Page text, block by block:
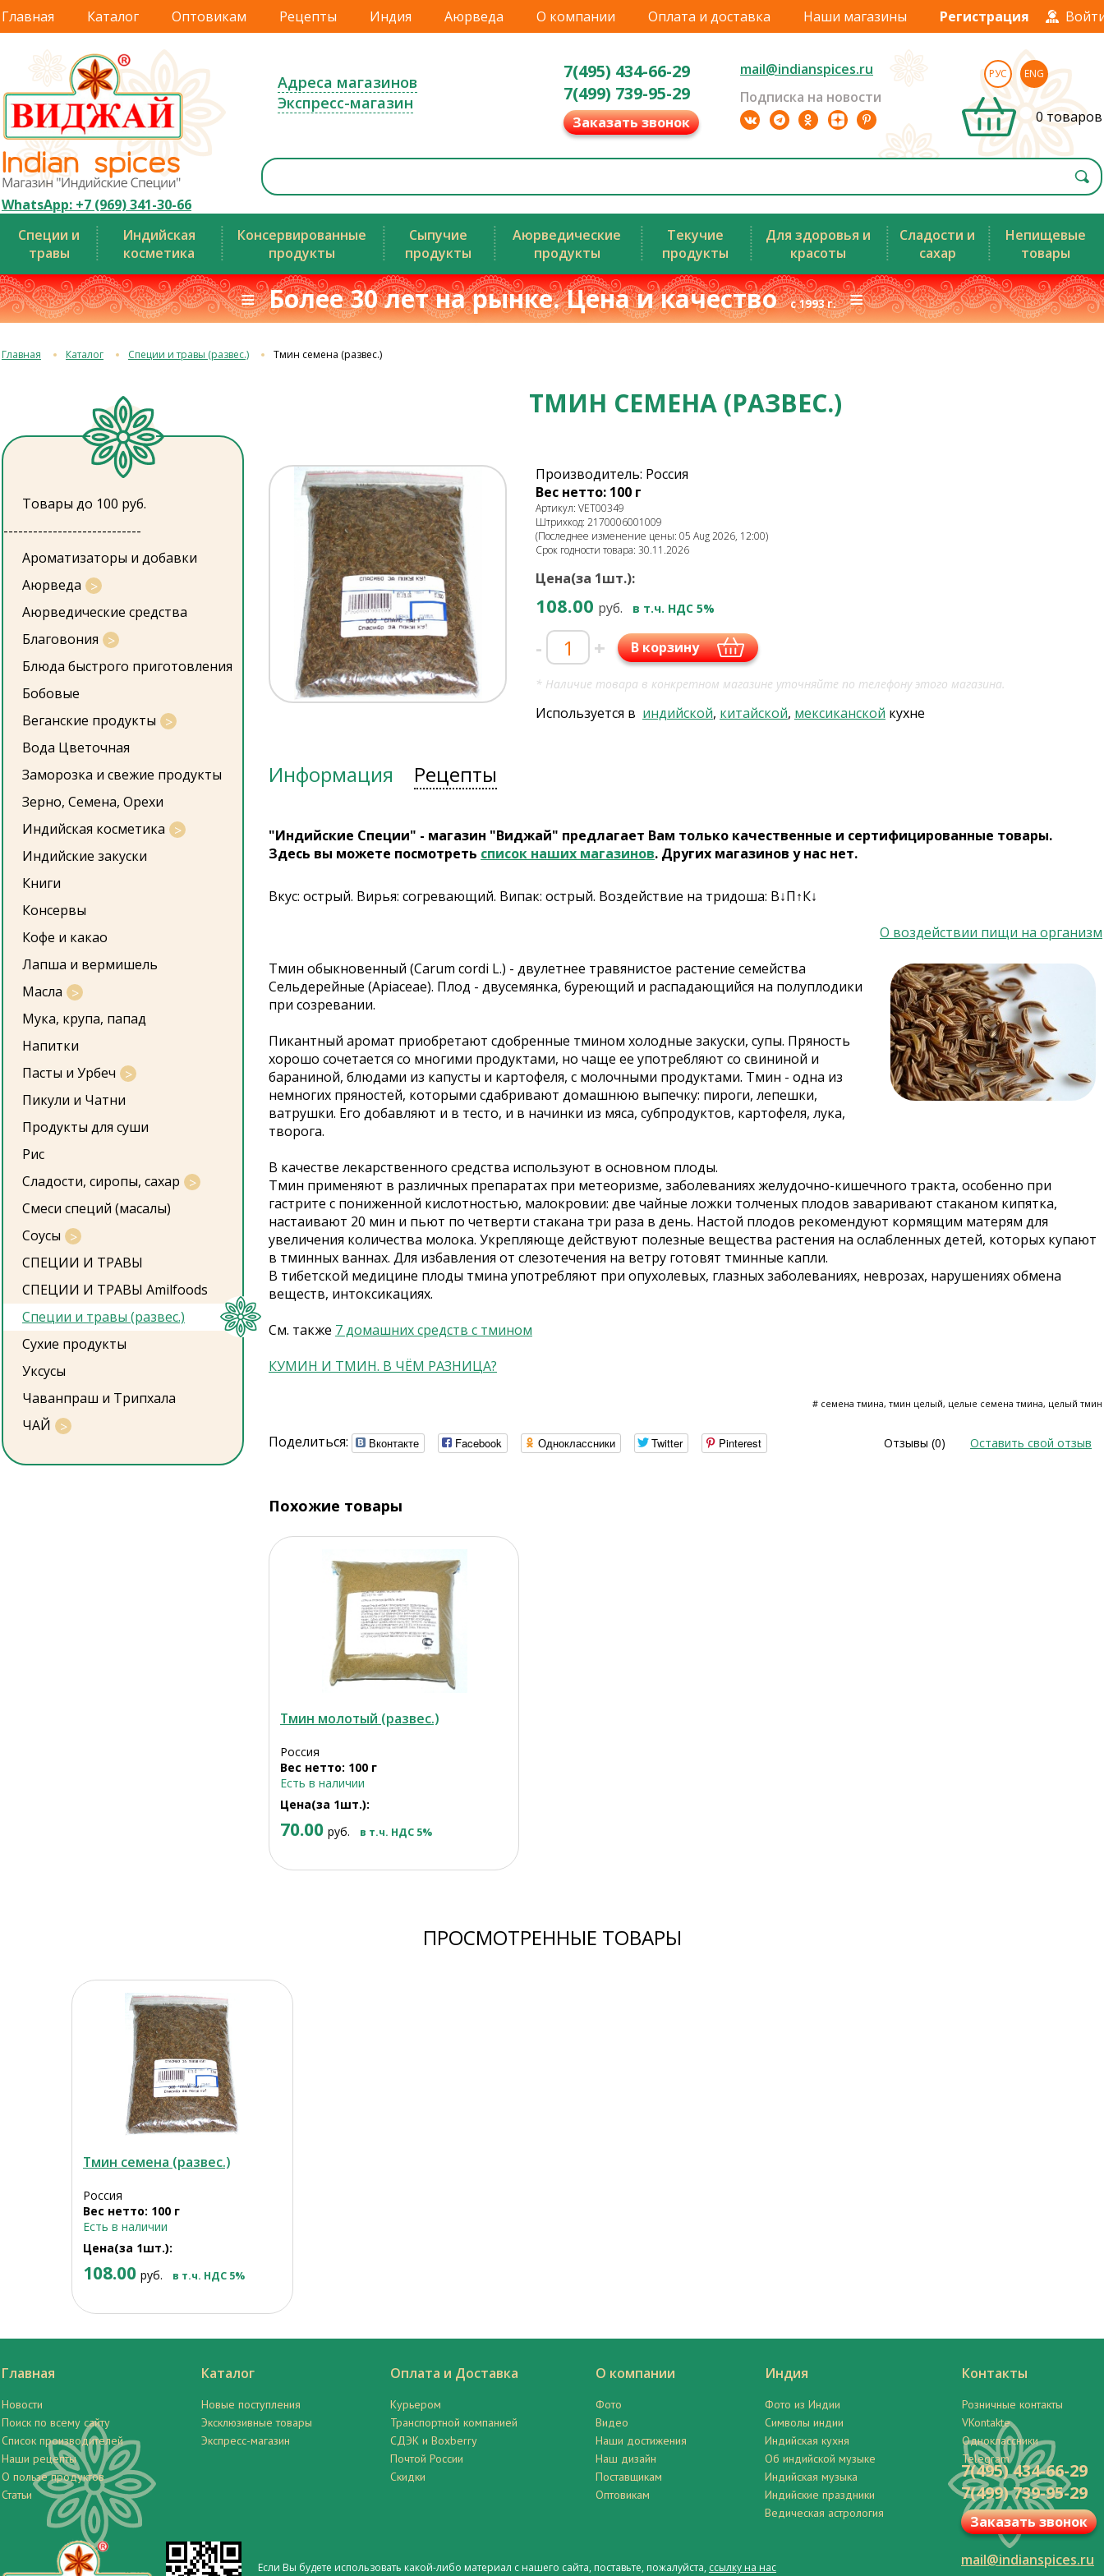
Главная Каталог Оптовикам Рецепты Индия Аюрведа О компании Оплата и доставка Наши магазины Регистрация
WhatsApp: +7 (969) 341-30-66
Адреса магазинов
Экспресс-магазин
7(495) 434-66-29
7(499) 739-95-29
Заказать звонок
mail@indianspices.ru
Подписка на новости
РУС ENG
0 товаров
Специи и
травы
Индийская
косметика
Консервированные
продукты
Сыпучие
продукты
Аюрведические
продукты
Текучие
продукты
Для здоровья и
красоты
Сладости и
сахар
Непищевые
товары
≡ Более 30 лет на рынке. Цена и качествос 1993 г.≡
Главная Каталог Специи и травы (развес.) Тмин семена (развес.)
Товары до 100 руб.
----------------------------
Ароматизаторы и добавки
Аюрведа
Аюрведические средства
Благовония
Блюда быстрого приготовления
Бобовые
Веганские продукты
Вода Цветочная
Заморозка и свежие продукты
Зерно, Семена, Орехи
Индийская косметика
Индийские закуски
Книги
Консервы
Кофе и какао
Лапша и вермишель
Масла
Мука, крупа, папад
Напитки
Пасты и Урбеч
Пикули и Чатни
Продукты для суши
Рис
Сладости, сиропы, сахар
Смеси специй (масалы)
Соусы
СПЕЦИИ И ТРАВЫ
СПЕЦИИ И ТРАВЫ Amilfoods
Специи и травы (развес.)
Сухие продукты
Уксусы
Чаванпраш и Трипхала
ЧАЙ
ТМИН СЕМЕНА (РАЗВЕС.)
Производитель: Россия
Вес нетто: 100 г
Артикул: VET00349
Штрихкод: 2170006001009
(Последнее изменение цены: 05 Aug 2026, 12:00)
Срок годности товара: 30.11.2026
Цена(за 1шт.):
108.00 руб. в т.ч. НДС 5%
- + В корзину
* Наличие товара в конкретном магазине уточняйте по телефону этого магазина.
Используется в индийской, китайской, мексиканской кухне
Информация Рецепты
"Индийские Специи" - магазин "Виджай" предлагает Вам только качественные и сертифицированные товары.
Здесь вы можете посмотреть список наших магазинов. Других магазинов у нас нет.
Вкус: острый. Вирья: согревающий. Випак: острый. Воздействие на тридоша: В↓П↑К↓
О воздействии пищи на организм
Тмин обыкновенный (Carum cordi L.) - двулетнее травянистое растение семейства
Сельдерейные (Apiaceae). Плод - двусемянка, буреющий и распадающийся на полуплодики
при созревании.
Пикантный аромат приобретают сдобренные тмином холодные закуски, супы. Пряность
хорошо сочетается со многими продуктами, но чаще ее употребляют со свининой и
бараниной, блюдами из капусты и картофеля, с молочными продуктами. Тмин - одна из
немногих пряностей, которыми сдабривают домашнюю выпечку: пироги, лепешки,
ватрушки. Его добавляют и в тесто, и в начинки из мяса, субпродуктов, картофеля, лука,
творога.
В качестве лекарственного средства используют в основном плоды.
Тмин применяют в различных препаратах при метеоризме, заболеваниях желудочно-кишечного тракта, особенно при
гастрите с пониженной кислотностью, малокровии: две чайные ложки толченых плодов заваривают стаканом кипятка,
настаивают 20 мин и пьют по четверти стакана три раза в день. Настой плодов рекомендуют кормящим матерям для
увеличения количества молока. Укрепляюще действуют полезные вещества растения на ослабленных детей, которых купают
в тминных ваннах. Для избавления от слезотечения на ветру готовят тминные капли.
В тибетской медицине плоды тмина употребляют при опухолевых, глазных заболеваниях, неврозах, нарушениях обмена
веществ, интоксикациях.
См. также 7 домашних средств с тмином
КУМИН И ТМИН. В ЧЁМ РАЗНИЦА?
# семена тмина, тмин целый, целые семена тмина, целый тмин
Поделиться: Вконтакте Facebook Одноклассники Twitter Pinterest Отзывы (0) Оставить свой отзыв
Похожие товары
Тмин молотый (развес.)
Россия
Вес нетто: 100 г
Есть в наличии
Цена(за 1шт.):
70.00 руб. в т.ч. НДС 5%
ПРОСМОТРЕННЫЕ ТОВАРЫ
Тмин семена (развес.)
Россия
Вес нетто: 100 г
Есть в наличии
Цена(за 1шт.):
108.00 руб. в т.ч. НДС 5%
Главная
Новости
Поиск по всему сайту
Список производителей
Наши рецепты
О пользе продуктов
Статьи
Каталог
Новые поступления
Эксклюзивные товары
Экспресс-магазин
Оплата и Доставка
Курьером
Транспортной компанией
СДЭК и Boxberry
Почтой России
Скидки
О компании
Фото
Видео
Наши достижения
Наш дизайн
Поставщикам
Оптовикам
Индия
Фото из Индии
Символы индии
Индийская кухня
Об индийской музыке
Индийская музыка
Индийские праздники
Ведическая астрология
Контакты
Розничные контакты
VKontakte
Одноклассники
Telegram
Если Вы будете использовать какой-либо материал с нашего сайта, поставьте, пожалуйста, ссылку на нас
7(495) 434-66-29
7(499) 739-95-29
Заказать звонок
mail@indianspices.ru